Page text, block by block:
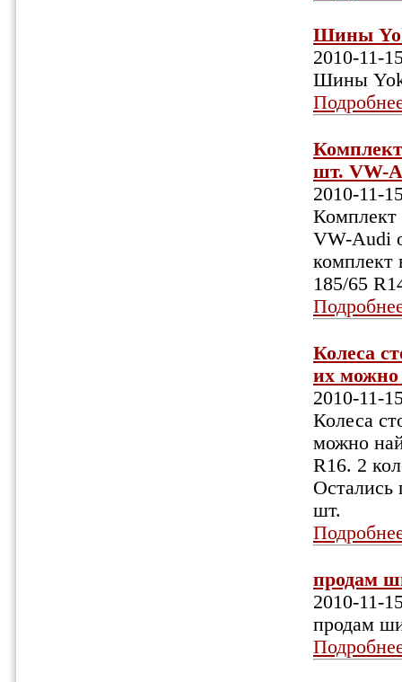
Шины
2010-11-
Шины
шт. VW-
2010-11-
Комплект
VW-Audi
комплект
185/65
Колеса
их можно
2010-11-
Колеса
можно
R16. 2
Остались
шт.
продам
2010-11-
продам